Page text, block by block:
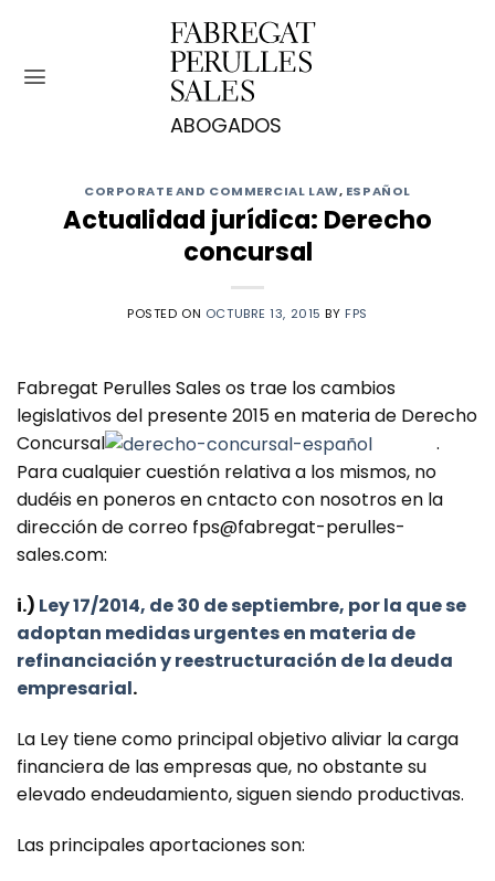
contenido
CORPORATE AND COMMERCIAL LAW, ESPAÑOL
Actualidad jurídica: Derecho
concursal
POSTED ON OCTUBRE 13, 2015 BY FPS
Fabregat Perulles Sales os trae los cambios
legislativos del presente 2015 en materia de Derecho
Concursal
.
Para cualquier cuestión relativa a los mismos, no
dudéis en poneros en cntacto con nosotros en la
dirección de correo fps@fabregat-perulles-
sales.com:
i.) Ley 17/2014, de 30 de septiembre, por la que se
adoptan medidas urgentes en materia de
refinanciación y reestructuración de la deuda
empresarial.
La Ley tiene como principal objetivo aliviar la carga
financiera de las empresas que, no obstante su
elevado endeudamiento, siguen siendo productivas.
Las principales aportaciones son: